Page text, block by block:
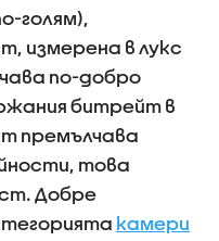
голям),
измерена в лукс
по-добро
битрейт в
премълчава
това
Добре
камери